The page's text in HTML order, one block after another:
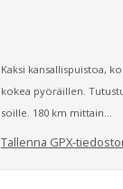
Kaksi kansallispuistoa,
kokea pyöräillen.
soille. 180 km mittain...
Tallenna GPX-